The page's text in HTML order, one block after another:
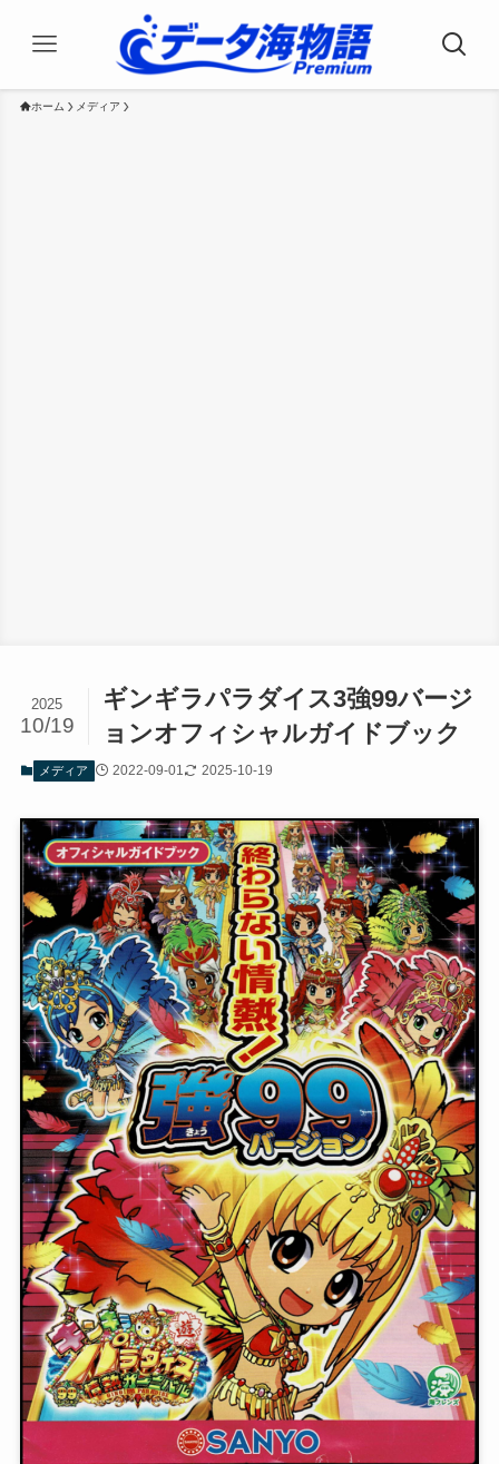
ホーム メディア
ギンギラパラダイス3強99バージ
ョンオフィシャルガイドブック
2025
10/19
メディア 2022-09-01 2025-10-19